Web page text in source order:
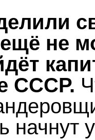
не
СССР.
начнут